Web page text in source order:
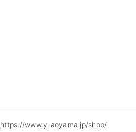
https://www.y-aoyama.jp/shop/